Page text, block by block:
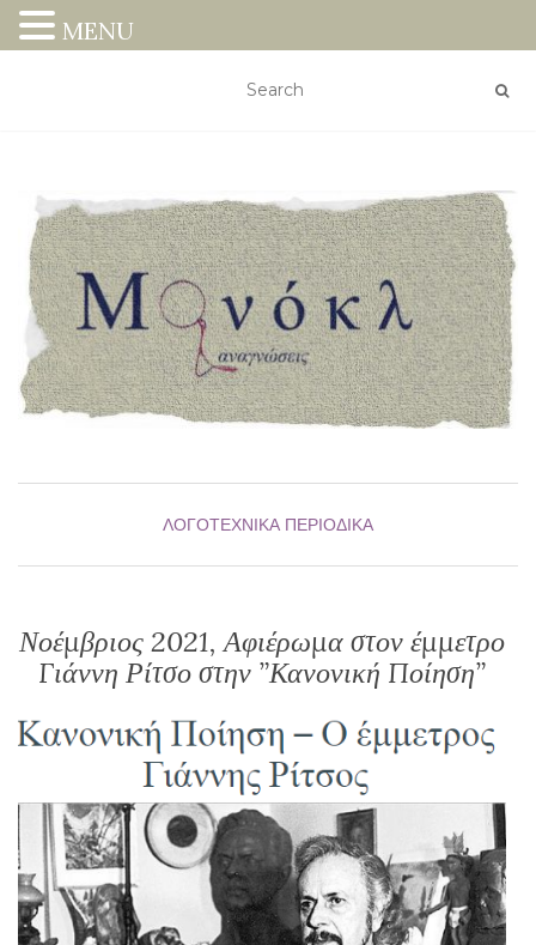
ΛΟΓΟΤΕΧΝΙΚΆ ΠΕΡΙΟΔΙΚΆ
Νοέμβριος 2021, Αφιέρωμα στον έμμετρο
Γιάννη Ρίτσο στην ”Κανονική Ποίηση”
MENU